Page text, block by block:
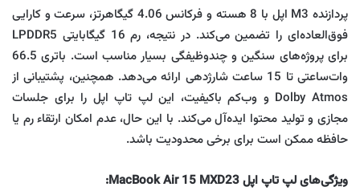
پردازنده M3 اپل با 8 هسته و فرکانس 4.06 گیگاهرتز، سرعت و کارایی
فوق‌العاده‌ای را تضمین می‌کند. در نتیجه، رم 16 گیگابایتی LPDDR5
برای پروژه‌های سنگین و چندوظیفگی بسیار مناسب است. باتری 66.5
وات‌ساعتی تا 15 ساعت شارژدهی ارائه می‌دهد. همچنین، پشتیبانی از
Dolby Atmos و وب‌کم باکیفیت، این لپ تاپ اپل را برای جلسات
مجازی و تولید محتوا ایده‌آل می‌کند. با این حال، عدم امکان ارتقاء رم یا
حافظه ممکن است برای برخی محدودیت باشد.
ویژگی‌های لپ تاپ اپل MacBook Air 15 MXD23: